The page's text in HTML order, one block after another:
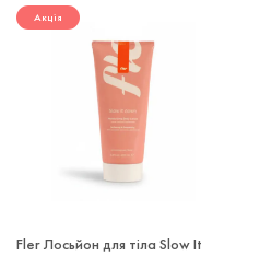
Акція
Fler Лосьйон для тіла Slow It